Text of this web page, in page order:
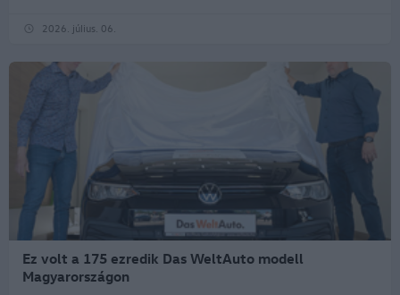
2026. július. 06.
Ez volt a 175 ezredik Das WeltAuto modell
Magyarországon